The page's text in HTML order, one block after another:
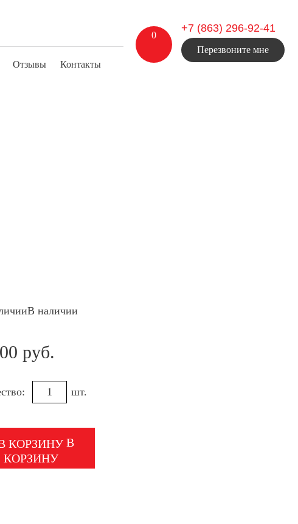
Отзывы Контакты
0
+7 (863) 296-92-41
Перезвоните мне
В наличии
руб.
шт.
В
КОРЗИНУ